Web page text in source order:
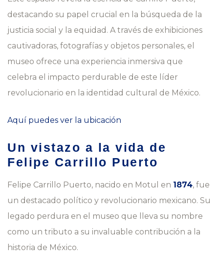
destacando su papel crucial en la búsqueda de la
justicia social y la equidad. A través de exhibiciones
cautivadoras, fotografías y objetos personales, el
museo ofrece una experiencia inmersiva que
celebra el impacto perdurable de este líder
revolucionario en la identidad cultural de México.
Aquí puedes ver la ubicación
Un vistazo a la vida de
Felipe Carrillo Puerto
Felipe Carrillo Puerto, nacido en Motul en 1874, fue
un destacado político y revolucionario mexicano. Su
legado perdura en el museo que lleva su nombre
como un tributo a su invaluable contribución a la
historia de México.